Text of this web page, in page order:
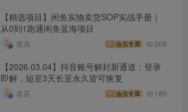
【精选项目】闲鱼实物卖货SOP实战手册｜
从0到1跑通闲鱼蓝海项目
老高 会员专属 208
【2026.03.04】抖音账号解封新通道：登录
即解，短至3天长至永久皆可恢复
老高 会员专属 189